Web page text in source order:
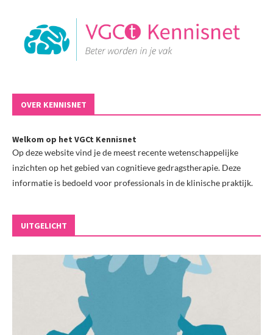
OVER KENNISNET
Welkom op het VGCt Kennisnet
Op deze website vind je de meest recente wetenschappelijke
inzichten op het gebied van cognitieve gedragstherapie. Deze
informatie is bedoeld voor professionals in de klinische praktijk.
UITGELICHT